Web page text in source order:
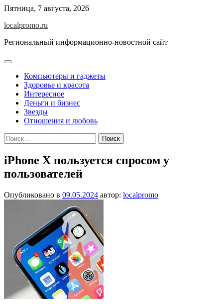
Перейти
содержимому
Пятница, 7 августа, 2026
localpromo.ru
Региональный информационно-новостной сайт
Компьютеры и гаджеты
Здоровье и красота
Интересное
Деньги и бизнес
Звезды
Отношения и любовь
Найти:
iPhone X пользуется спросом у
пользователей
Опубликовано в 09.05.2024 автор: localpromo